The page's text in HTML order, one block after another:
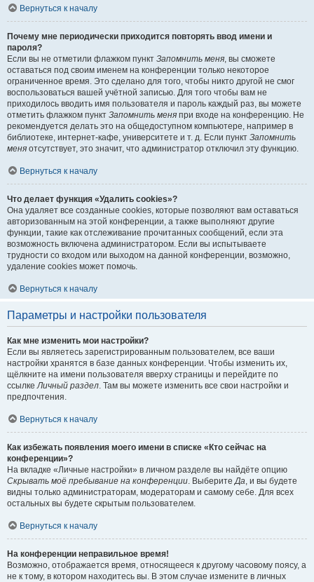
Вернуться к началу
Почему мне периодически приходится повторять ввод имени и
пароля?
Если вы не отметили флажком пункт Запомнить меня, вы сможете
оставаться под своим именем на конференции только некоторое
ограниченное время. Это сделано для того, чтобы никто другой не смог
воспользоваться вашей учётной записью. Для того чтобы вам не
приходилось вводить имя пользователя и пароль каждый раз, вы можете
отметить флажком пункт Запомнить меня при входе на конференцию. Не
рекомендуется делать это на общедоступном компьютере, например в
библиотеке, интернет-кафе, университете и т. д. Если пункт Запомнить
меня отсутствует, это значит, что администратор отключил эту функцию.
Вернуться к началу
Что делает функция «Удалить cookies»?
Она удаляет все созданные cookies, которые позволяют вам оставаться
авторизованным на этой конференции, а также выполняют другие
функции, такие как отслеживание прочитанных сообщений, если эта
возможность включена администратором. Если вы испытываете
трудности со входом или выходом на данной конференции, возможно,
удаление cookies может помочь.
Вернуться к началу
Параметры и настройки пользователя
Как мне изменить мои настройки?
Если вы являетесь зарегистрированным пользователем, все ваши
настройки хранятся в базе данных конференции. Чтобы изменить их,
щёлкните на имени пользователя вверху страницы и перейдите по
ссылкеЛичный раздел. Там вы можете изменить все свои настройки и
предпочтения.
Вернуться к началу
Как избежать появления моего имени в списке «Кто сейчас на
конференции»?
На вкладке «Личные настройки» в личном разделе вы найдёте опцию
Скрывать моё пребывание на конференции. ВыберитеДа, и вы будете
видны только администраторам, модераторам и самому себе. Для всех
остальных вы будете скрытым пользователем.
Вернуться к началу
На конференции неправильное время!
Возможно, отображается время, относящееся к другому часовому поясу, а
не к тому, в котором находитесь вы. В этом случае измените в личных